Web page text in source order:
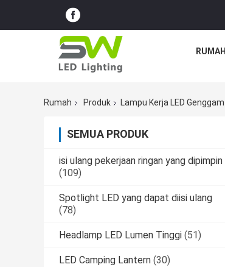
RUMAH
Rumah Produk Lampu Kerja LED Genggam
SEMUA PRODUK
isi ulang pekerjaan ringan yang dipimpin
(109)
Spotlight LED yang dapat diisi ulang
(78)
Headlamp LED Lumen Tinggi (51)
LED Camping Lantern (30)